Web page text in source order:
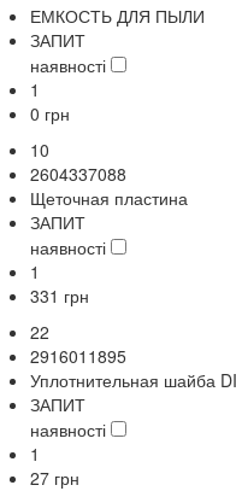
ЕМКОСТЬ ДЛЯ ПЫЛИ
ЗАПИТ
наявності
1
0 грн
10
2604337088
Щеточная пластина
ЗАПИТ
наявності
1
331 грн
22
2916011895
Уплотнительная шайба
ЗАПИТ
наявності
1
27 грн